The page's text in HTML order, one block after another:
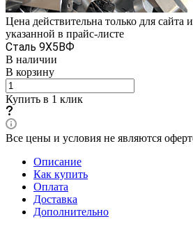
Цена действительна только для сайта
указанной в прайс-листе
Сталь 9Х5ВФ
В наличии
В корзину
Купить в 1 клик
Все цены и условия не являются
Описание
Как купить
Оплата
Доставка
Дополнительно